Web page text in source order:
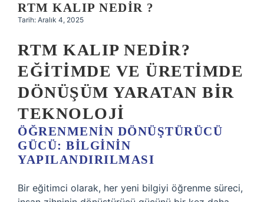
Hakkımızda
RTM KALIP NEDIR ?
Tarih: Aralık 4, 2025
RTM KALIP NEDIR?
EĞITIMDE VE ÜRETIMDE
DÖNÜŞÜM YARATAN BIR
TEKNOLOJI
ÖĞRENMENIN DÖNÜŞTÜRÜCÜ
GÜCÜ: BILGININ
YAPILANDIRILMASI
Bir eğitimci olarak, her yeni bilgiyi öğrenme süreci,